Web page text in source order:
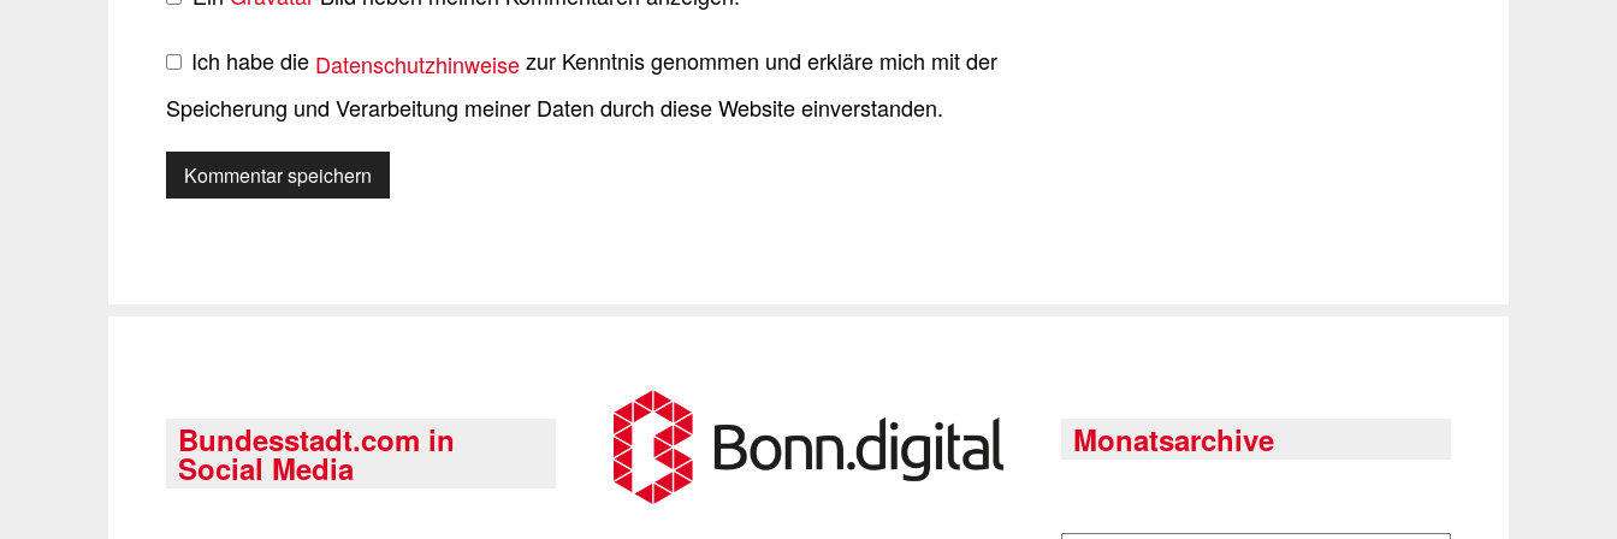
Ich habe die Datenschutzhinweisezur Kenntnis genommen und erkläre mich mit der
Speicherung und Verarbeitung meiner Daten durch diese Website einverstanden.
Bundesstadt.com in
Social Media
Monatsarchive